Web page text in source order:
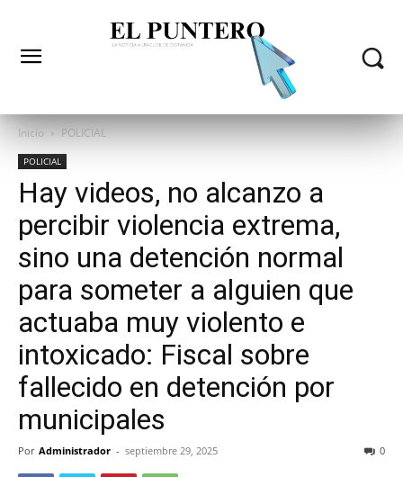
Inicio POLICIAL
POLICIAL
Hay videos, no alcanzo a
percibir violencia extrema,
sino una detención normal
para someter a alguien que
actuaba muy violento e
intoxicado: Fiscal sobre
fallecido en detención por
municipales
Por Administrador - septiembre 29, 2025 0